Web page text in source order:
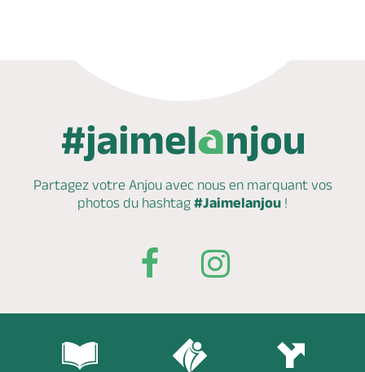
Partagez votre Anjou avec nous en marquantvos
photos du hashtag #Jaimelanjou !